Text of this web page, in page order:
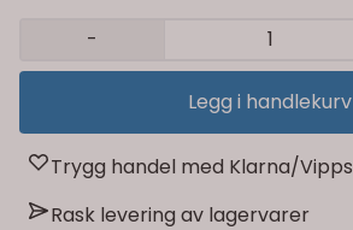
-
Legg i handlekurv
Trygg handel med Klarna/Vipps
Rask levering av lagervarer